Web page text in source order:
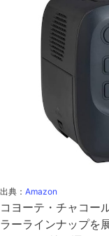
出典： Amazon
コヨーテ・チャコー
ラーラインナップを